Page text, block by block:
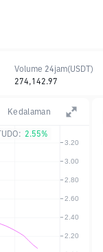
Kedalaman
2.55%
Volume 24jam(USDT)
274,142.97